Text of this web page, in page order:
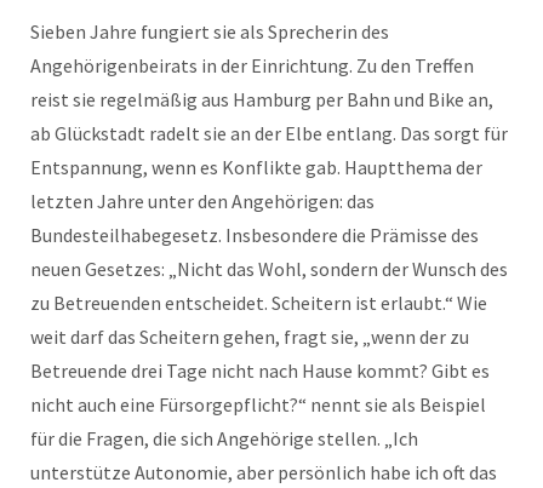
Sieben Jahre fungiert sie als Sprecherin des
Angehörigenbeirats in der Einrichtung. Zu den Treffen
reist sie regelmäßig aus Hamburg per Bahn und Bike an,
ab Glückstadt radelt sie an der Elbe entlang. Das sorgt für
Entspannung, wenn es Konflikte gab. Hauptthema der
letzten Jahre unter den Angehörigen: das
Bundesteilhabegesetz. Insbesondere die Prämisse des
neuen Gesetzes: „Nicht das Wohl, sondern der Wunsch des
zu Betreuenden entscheidet. Scheitern ist erlaubt.“ Wie
weit darf das Scheitern gehen, fragt sie, „wenn der zu
Betreuende drei Tage nicht nach Hause kommt? Gibt es
nicht auch eine Fürsorgepflicht?“ nennt sie als Beispiel
für die Fragen, die sich Angehörige stellen. „Ich
unterstütze Autonomie, aber persönlich habe ich oft das